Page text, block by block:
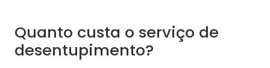
Quanto custa o serviço de
desentupimento?